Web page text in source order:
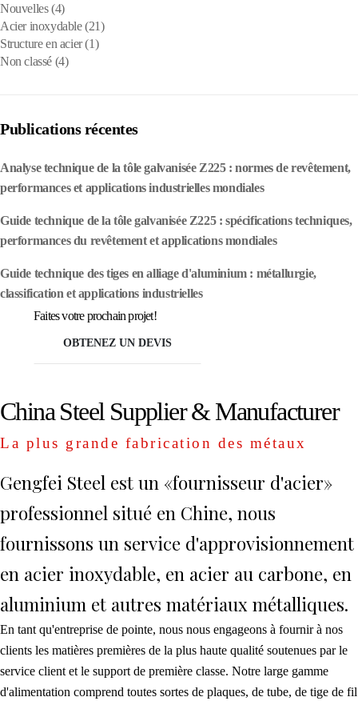
Nouvelles(4)
Acier inoxydable(21)
Structure en acier(1)
Non classé (4)
Publications récentes
Analyse technique de la tôle galvanisée Z225 : normes de revêtement,
performances et applications industrielles mondiales
Guide technique de la tôle galvanisée Z225 : spécifications techniques,
performances du revêtement et applications mondiales
Guide technique des tiges en alliage d'aluminium : métallurgie,
classification et applications industrielles
Faites votre prochain projet!
OBTENEZ UN DEVIS
China Steel Supplier & Manufacturer
La plus grande fabrication des métaux
Gengfei Steel est un «fournisseur d'acier»
professionnel situé en Chine, nous
fournissons un service d'approvisionnement
en acier inoxydable, en acier au carbone, en
aluminium et autres matériaux métalliques.
En tant qu'entreprise de pointe, nous nous engageons à fournir à nos
clients les matières premières de la plus haute qualité soutenues par le
service client et le support de première classe. Notre large gamme
d'alimentation comprend toutes sortes de plaques, de tube, de tige de fil